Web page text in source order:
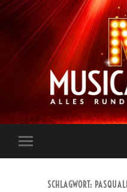
Mobile-
Menü
SCHLAGWORT: